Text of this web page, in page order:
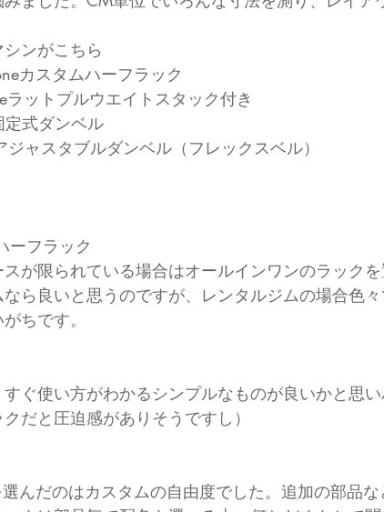
ンがこちら
カスタムハーフラック
ラットプルウエイトスタック付き
定式ダンベル
ジャスタブルダンベル（フレックスベル）
ーフラック
が限られている場合はオールインワンのラックを
ら良いと思うのですが、レンタルジムの場合色
ちです。
ぐ使い方がわかるシンプルなものが良いかと思い
クだと圧迫感がありそうですし）
選んだのはカスタムの自由度でした。追加の部品